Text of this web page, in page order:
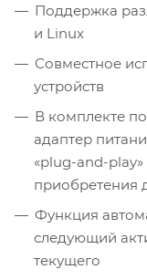
Поддержка
и Linux
Совместное
устройств
В комплекте
адаптер
«plug-and-
приобретения
Функция
следующий
текущего